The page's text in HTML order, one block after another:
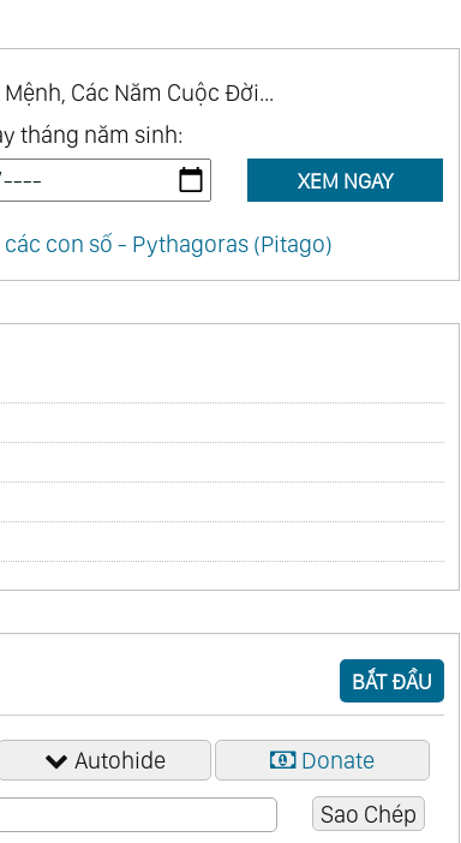
Các Năm Cuộc Đời...
tháng năm sinh:
XEM NGAY
con số - Pythagoras (Pitago)
BẮT ĐẦU
Autohide Donate